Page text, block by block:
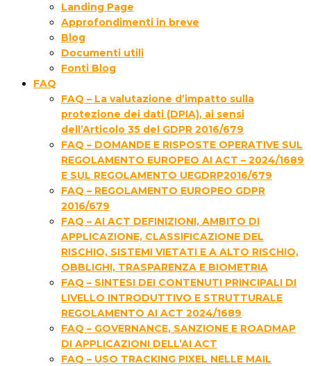
Landing Page
Approfondimenti in breve
Blog
Documenti utili
Fonti Blog
FAQ
FAQ – La valutazione d’impatto sulla
protezione dei dati (DPIA), ai sensi
dell’Articolo 35 del GDPR 2016/679
FAQ – DOMANDE E RISPOSTE OPERATIVE SUL
REGOLAMENTO EUROPEO AI ACT – 2024/1689
E SUL REGOLAMENTO UEGDRP2016/679
FAQ – REGOLAMENTO EUROPEO GDPR
2016/679
FAQ – AI ACT DEFINIZIONI, AMBITO DI
APPLICAZIONE, CLASSIFICAZIONE DEL
RISCHIO, SISTEMI VIETATI E A ALTO RISCHIO,
OBBLIGHI, TRASPARENZA E BIOMETRIA
FAQ – SINTESI DEI CONTENUTI PRINCIPALI DI
LIVELLO INTRODUTTIVO E STRUTTURALE
REGOLAMENTO AI ACT 2024/1689
FAQ – GOVERNANCE, SANZIONE E ROADMAP
DI APPLICAZIONI DELL’AI ACT
FAQ – USO TRACKING PIXEL NELLE MAIL